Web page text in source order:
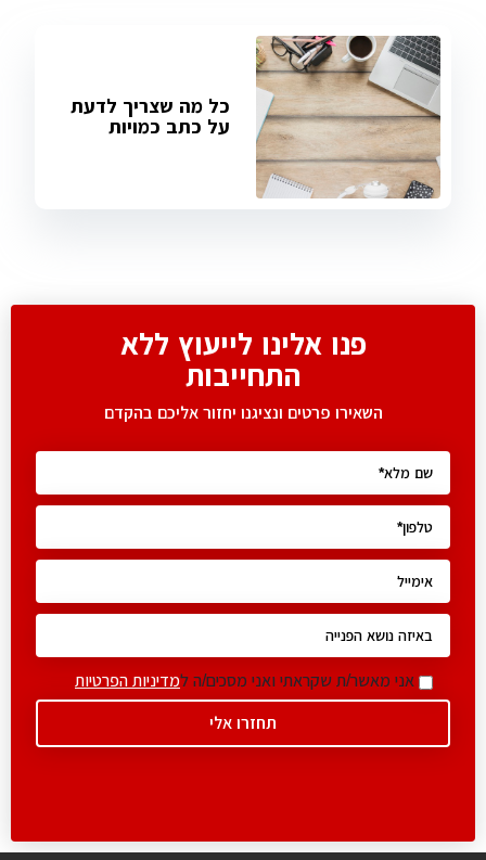
כל מה שצריך לדעת
על כתב כמויות
פנו אלינו לייעוץ ללא
התחייבות
השאירו פרטים ונציגנו יחזור אליכם בהקדם
אני מאשר/ת שקראתי ואני מסכים/ה למדיניות הפרטיות